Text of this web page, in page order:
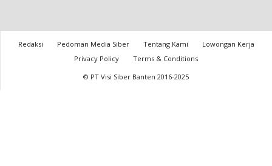
Redaksi Pedoman Media Siber Tentang Kami
Lowongan Kerja
Privacy Policy
Terms & Conditions
© PT Visi Siber Banten 2016-2025